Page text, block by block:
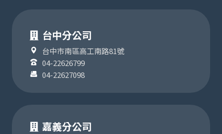
台中分公司
台中市南區高工南路81號
04-22626799
04-22627098
嘉義分公司